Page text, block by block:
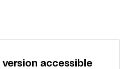
version accessible